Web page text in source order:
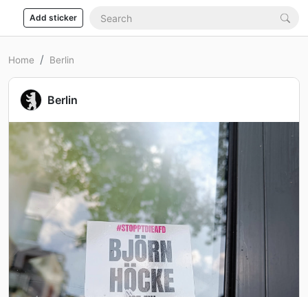
Add sticker
Home Berlin
Berlin